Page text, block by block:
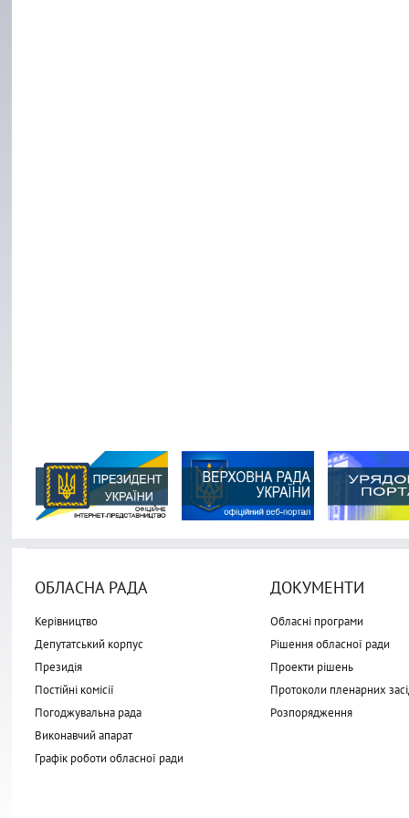
ОБЛАСНА РАДА
Керівництво
Депутатський корпус
Президія
Постійні комісії
Погоджувальна рада
Виконавчий апарат
Графік роботи обласної ради
ДОКУМЕНТИ
Обласні програми
Рішення обласної ради
Проекти рішень
Протоколи пленарних
Розпорядження